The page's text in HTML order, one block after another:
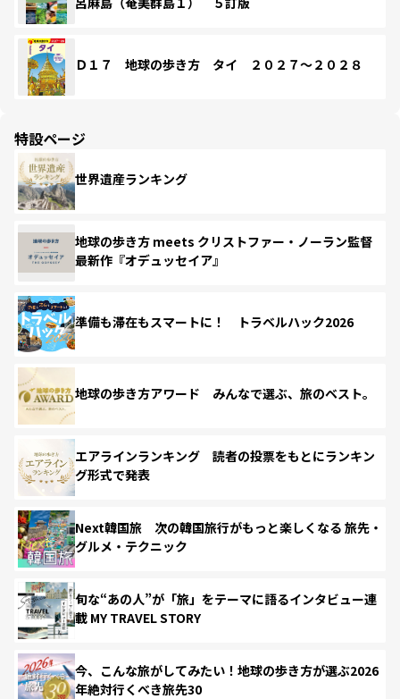
Ｄ１７ 地球の歩き方 タイ ２０２７～２０２８
特設ページ
世界遺産ランキング
地球の歩き方 meets クリストファー・ノーラン監督
最新作『オデュッセイア』
準備も滞在もスマートに！ トラベルハック2026
地球の歩き方アワード みんなで選ぶ、旅のベスト。
エアラインランキング 読者の投票をもとにランキン
グ形式で発表
Next韓国旅 次の韓国旅行がもっと楽しくなる 旅先・
グルメ・テクニック
旬な“あの人”が「旅」をテーマに語るインタビュー連
載 MY TRAVEL STORY
今、こんな旅がしてみたい！地球の歩き方が選ぶ2026
年絶対行くべき旅先30